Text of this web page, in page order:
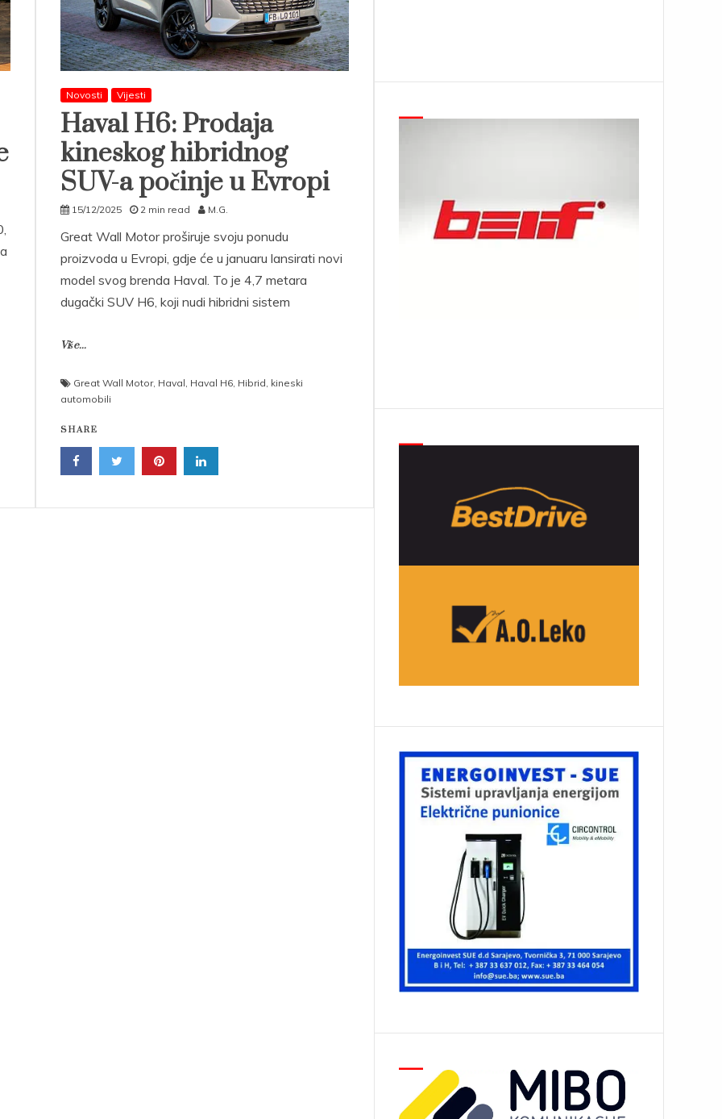
Novosti Vijesti
Haval H6: Prodaja
kineskog hibridnog
SUV-a počinje u Evropi
15/12/2025 2 min read M.G.
Great Wall Motor proširuje svoju ponudu
proizvoda u Evropi, gdje će u januaru lansirati novi
model svog brenda Haval. To je 4,7 metara
dugački SUV H6, koji nudi hibridni sistem
Više...
Great Wall Motor, Haval Haval H6 Hibrid kineski
automobili
SHARE